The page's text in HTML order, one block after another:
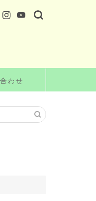
わせ